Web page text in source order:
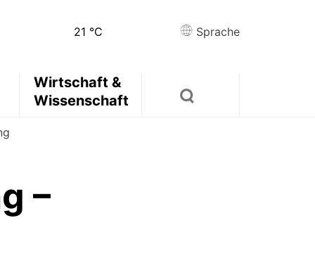
21 °C Sprache
Wirtschaft &
Wissenschaft
–